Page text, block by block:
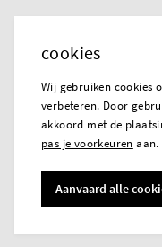
cookies
Wij gebruiken cookies
verbeteren. Door
akkoord met de
pas je voorkeuren aan.
Aanvaard alle